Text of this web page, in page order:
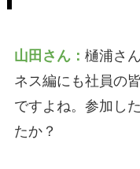
山田さん： 樋浦さ
ネス編にも社員の
ですよね。参加し
たか？